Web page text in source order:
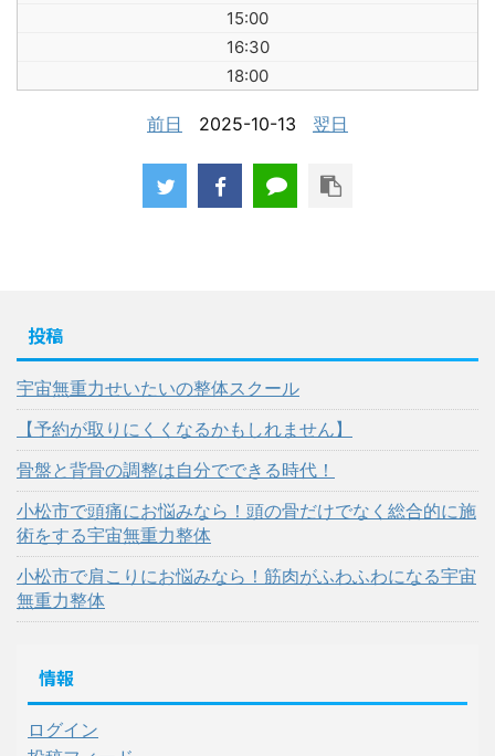
15:00
16:30
18:00
前日 2025-10-13 翌日
投稿
宇宙無重力せいたいの整体スクール
【予約が取りにくくなるかもしれません】
骨盤と背骨の調整は自分でできる時代！
小松市で頭痛にお悩みなら！頭の骨だけでなく総合的に施
術をする宇宙無重力整体
小松市で肩こりにお悩みなら！筋肉がふわふわになる宇宙
無重力整体
情報
ログイン